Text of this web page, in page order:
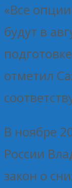
«Все
будут в
отметил
В ноябре
России
закон о